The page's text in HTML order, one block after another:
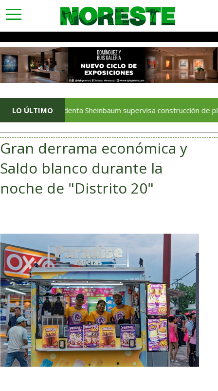
toggle
navigation
LO ÚLTIMO
Presidenta Sheinbaum supervisa construcción de planta
Gran derrama económica y
Saldo blanco durante la
noche de "Distrito 20"